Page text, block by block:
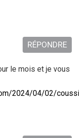
le mois et je vous
2024/04/02/
RÉPONDRE